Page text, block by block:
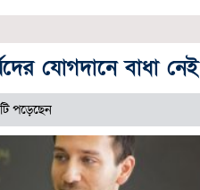
যোগদানে বাধা নেই
পড়েছেন